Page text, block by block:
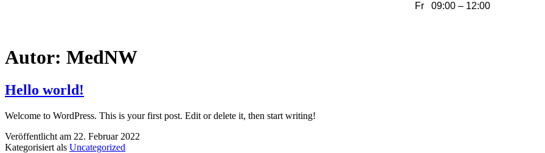
Fr 09:00 – 12:00
Autor: MedNW
Hello world!
Welcome to WordPress. This is your first post. Edit or delete it, then start writing!
Veröffentlicht am 22. Februar 2022
Kategorisiert als Uncategorized